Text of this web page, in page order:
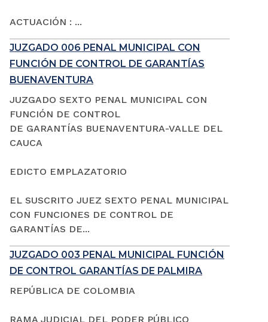
ACTUACIÓN : ...
JUZGADO 006 PENAL MUNICIPAL CON
FUNCIÓN DE CONTROL DE GARANTÍAS
BUENAVENTURA
JUZGADO SEXTO PENAL MUNICIPAL CON
FUNCIÓN DE CONTROL
DE GARANTÍAS BUENAVENTURA-VALLE DEL
CAUCA
EDICTO EMPLAZATORIO
EL SUSCRITO JUEZ SEXTO PENAL MUNICIPAL
CON FUNCIONES DE CONTROL DE
GARANTÍAS DE...
JUZGADO 003 PENAL MUNICIPAL FUNCIÓN
DE CONTROL GARANTÍAS DE PALMIRA
REPÚBLICA DE COLOMBIA
RAMA JUDICIAL DEL PODER PÚBLICO